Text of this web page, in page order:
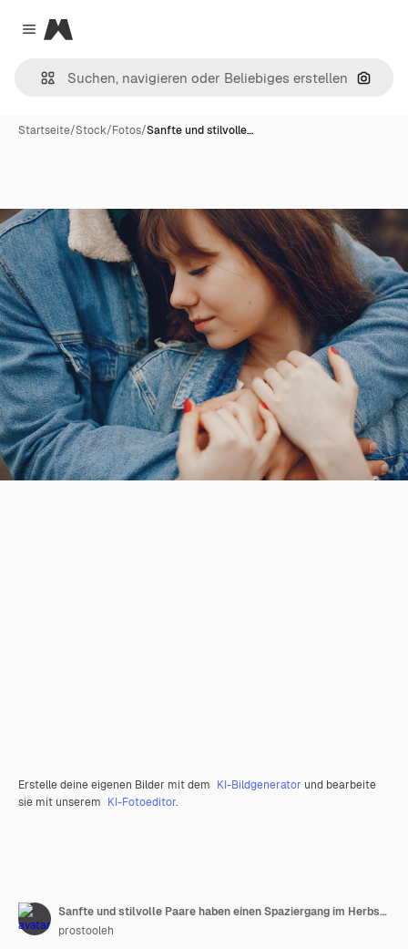
Close menu
Magnific
Nach
Startseite/Stock/Fotos/Sanfte und stilvolle…
Erstelle deine eigenen Bilder mit dem KI-Bildgenerator und bearbeite
sie mit unserem KI-Fotoeditor.
Sanfte und stilvolle Paare haben einen Spaziergang im Herbst Park
prostooleh